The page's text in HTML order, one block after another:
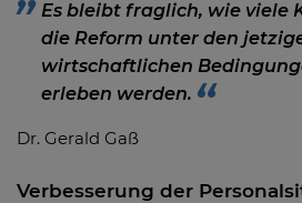
Es bleibt fraglich, wie viele
die Reform unter den
wirtschaftlichen
erleben werden.
Dr. Gerald Gaß
Verbesserung der